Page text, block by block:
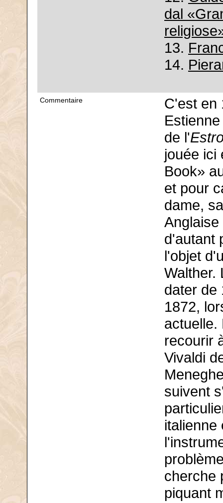
dal
13.
14.
Commentaire
C'est en
de l'
jouée ici
Book»
et pour
dame,
d'autant
l'objet
Walther.
dater de
1872,
actuelle.
recourir
Vivaldi
suivent
italienne
cherche
piquant